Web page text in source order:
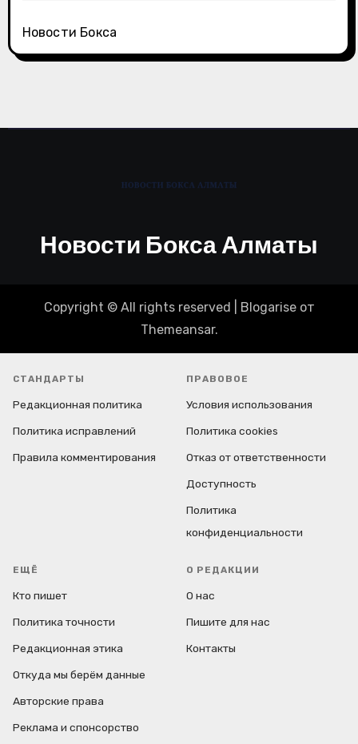
Новости Бокса
Новости Бокса Алматы
Copyright © All rights reserved Blogariseот
Themeansar.
СТАНДАРТЫ
Редакционная политика
Политика исправлений
Правила комментирования
ПРАВОВОЕ
Условия использования
Политика cookies
Отказ от ответственности
Доступность
Политика
конфиденциальности
ЕЩЁ
Кто пишет
Политика точности
Редакционная этика
Откуда мы берём данные
Авторские права
Реклама и спонсорство
О РЕДАКЦИИ
О нас
Пишите для нас
Контакты